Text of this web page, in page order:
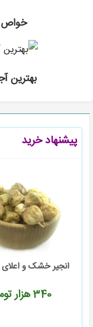
بهترین
پیشنهاد خرید
انجیر خشک و اعلای
340هزار